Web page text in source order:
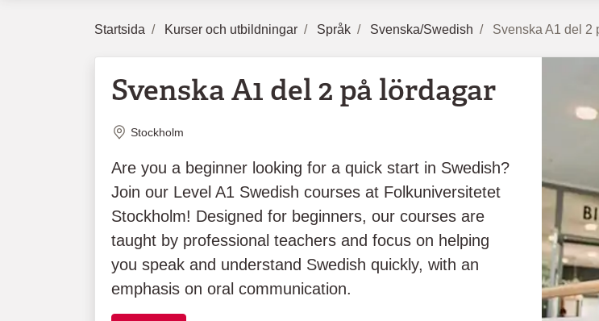
Startsida Kurser och utbildningar Språk Svenska/Swedish Svenska A1 del 2
Svenska A1 del 2 på lördagar
Plats
Stockholm
Are you a beginner looking for a quick start in Swedish?
Join our Level A1 Swedish courses at Folkuniversitetet
Stockholm! Designed for beginners, our courses are
taught by professional teachers and focus on helping
you speak and understand Swedish quickly, with an
emphasis on oral communication.